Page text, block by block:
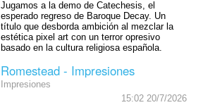
Jugamos a la demo de Catechesis, el
esperado regreso de Baroque Decay. Un
título que desborda ambición al mezclar la
estética pixel art con un terror opresivo
basado en la cultura religiosa española.
Romestead - Impresiones
Impresiones
15:02 20/7/2026